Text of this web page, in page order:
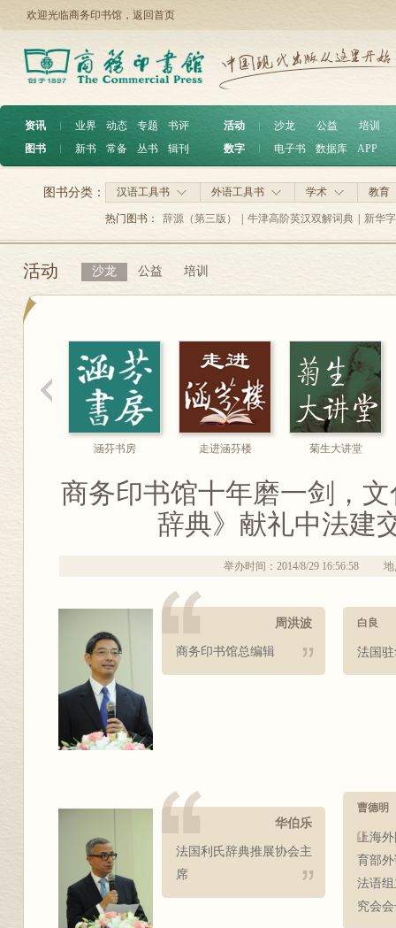
欢迎光临商务印书馆， 返回首页
资讯 ︱ 业界 动态 专题
书评
图书
︱ 新书 常备 丛书 辑刊
活动 沙龙 公益
培训
数字
电子书 数据库 APP
汉语工具书 外语工具书 学术 教育
图书分类：
热门图书： 辞源（第三版） 牛津高阶英汉双解词典 新华
活动 沙龙 公益 培训
涵芬书房 走进涵芬楼 菊生大讲堂
商务印书馆十年磨一剑，
辞典》献礼中法建
举办时间：2014/8/29 16:56:58
周洪波
商务印书馆总编辑
华伯乐
法国利氏辞典推展协会主
席
白良
法国
曹德明
上海
育部
法语
究会